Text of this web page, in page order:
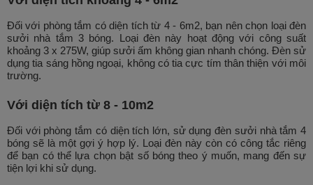
Đối với phòng tắm có diện tích từ 4 - 6m2, bạn nên chọn loại đèn
sưởi nhà tắm 3 bóng. Loại đèn này hoạt động với công suất
khoảng 3 x 275W, giúp sưởi ấm không gian nhanh chóng. Đèn sử
dụng tia sáng hồng ngoại, không có tia cực tím thân thiện với môi
trường.
Với diện tích từ 8 - 10m2
Đối với phòng tắm có diện tích lớn, sử dụng đèn sưởi nhà tắm 4
bóng sẽ là một gợi ý hợp lý. Loại đèn này còn có công tắc riêng
để bạn có thể lựa chọn bật số bóng theo ý muốn, mang đến sự
tiện lợi khi sử dụng.